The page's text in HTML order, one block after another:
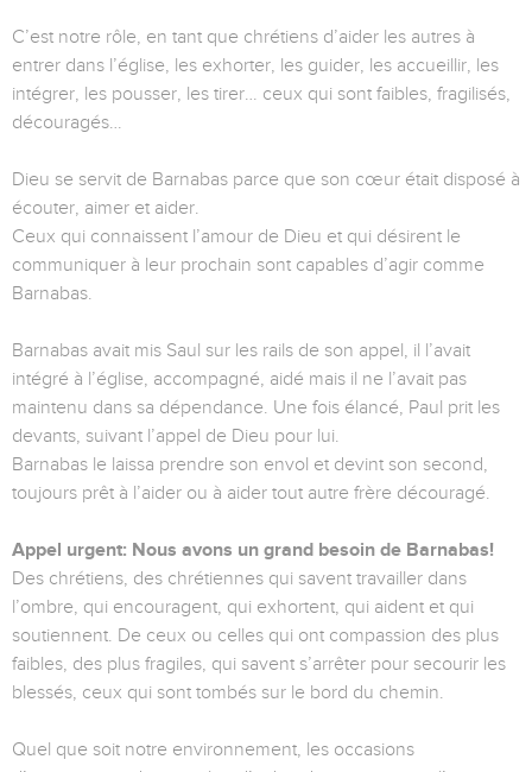
C’est notre rôle, en tant que chrétiens d’aider les autres à
entrer dans l’église, les exhorter, les guider, les accueillir, les
intégrer, les pousser, les tirer… ceux qui sont faibles, fragilisés,
découragés…
Dieu se servit de Barnabas parce que son cœur était disposé à
écouter, aimer et aider.
Ceux qui connaissent l’amour de Dieu et qui désirent le
communiquer à leur prochain sont capables d’agir comme
Barnabas.
Barnabas avait mis Saul sur les rails de son appel, il l’avait
intégré à l’église, accompagné, aidé mais il ne l’avait pas
maintenu dans sa dépendance. Une fois élancé, Paul prit les
devants, suivant l’appel de Dieu pour lui.
Barnabas le laissa prendre son envol et devint son second,
toujours prêt à l’aider ou à aider tout autre frère découragé.
Appel urgent: Nous avons un grand besoin de Barnabas!
Des chrétiens, des chrétiennes qui savent travailler dans
l’ombre, qui encouragent, qui exhortent, qui aident et qui
soutiennent. De ceux ou celles qui ont compassion des plus
faibles, des plus fragiles, qui savent s’arrêter pour secourir les
blessés, ceux qui sont tombés sur le bord du chemin.
Quel que soit notre environnement, les occasions